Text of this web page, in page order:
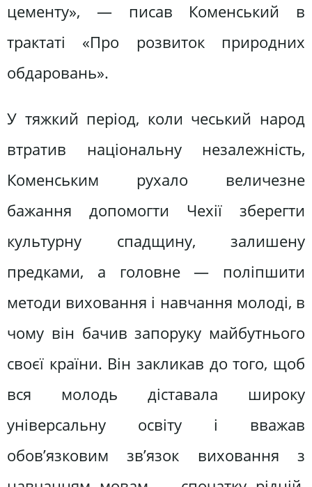
цементу», — писав Коменський в
трактаті «Про розвиток природних
обдаровань».
У тяжкий період, коли чеський народ
втратив національну незалежність,
Коменським рухало величезне
бажання допомогти Чехії зберегти
культурну спадщину, залишену
предками, а головне — поліпшити
методи виховання і навчання молоді, в
чому він бачив запоруку майбутнього
своєї країни. Він закликав до того, щоб
вся молодь діставала широку
універсальну освіту і вважав
обов’язковим зв’язок виховання з